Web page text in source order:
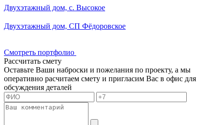
Смотреть портфолио
Рассчитать смету
Оставьте Ваши наброски и пожелания по проекту, а мы
оперативно расчитаем смету и пригласим Вас в офис для
обсуждения деталей